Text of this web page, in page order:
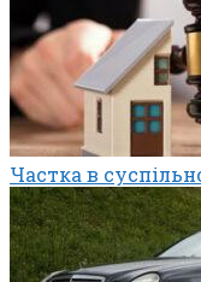
Частка в